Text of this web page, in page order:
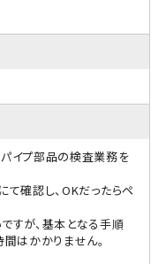
イプ部品の検査業務を
確認し、OKだったらペ
すが、基本となる手順
はかかりません。